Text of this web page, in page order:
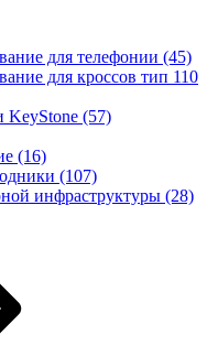
для телефонии (45)
для кроссов тип 110
KeyStone (57)
(16)
(107)
инфраструктуры (28)